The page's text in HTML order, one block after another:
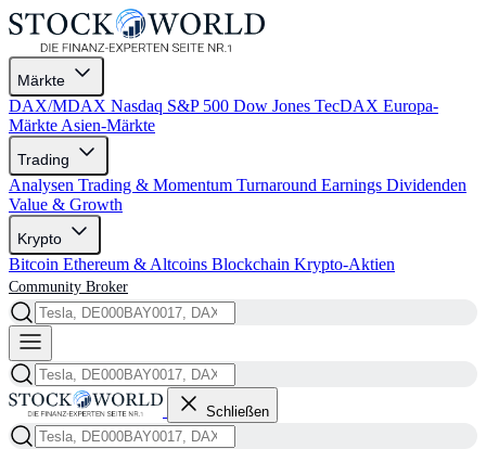
Märkte
DAX/MDAX Nasdaq S&P 500 Dow Jones TecDAX Europa-
Märkte Asien-Märkte
Trading
Analysen Trading & Momentum Turnaround Earnings Dividenden
Value & Growth
Krypto
Bitcoin Ethereum & Altcoins Blockchain Krypto-Aktien
Community Broker
Schließen